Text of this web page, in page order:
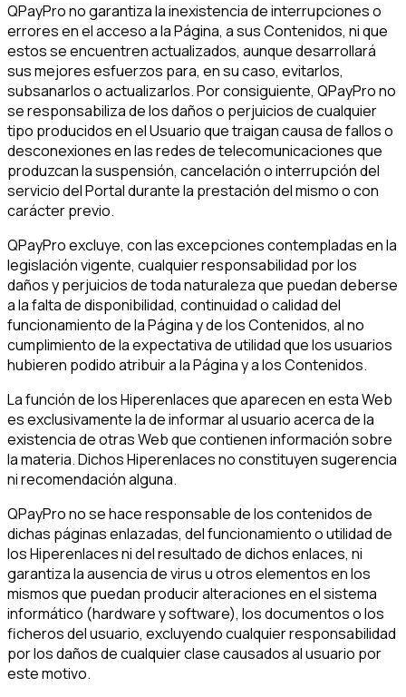
QPayPro no garantiza la inexistencia de interrupciones o
errores en el acceso a la Página, a sus Contenidos, ni que
estos se encuentren actualizados, aunque desarrollará
sus mejores esfuerzos para, en su caso, evitarlos,
subsanarlos o actualizarlos. Por consiguiente, QPayPro no
se responsabiliza de los daños o perjuicios de cualquier
tipo producidos en el Usuario que traigan causa de fallos o
desconexiones en las redes de telecomunicaciones que
produzcan la suspensión, cancelación o interrupción del
servicio del Portal durante la prestación del mismo o con
carácter previo.
QPayPro excluye, con las excepciones contempladas en la
legislación vigente, cualquier responsabilidad por los
daños y perjuicios de toda naturaleza que puedan deberse
a la falta de disponibilidad, continuidad o calidad del
funcionamiento de la Página y de los Contenidos, al no
cumplimiento de la expectativa de utilidad que los usuarios
hubieren podido atribuir a la Página y a los Contenidos.
La función de los Hiperenlaces que aparecen en esta Web
es exclusivamente la de informar al usuario acerca de la
existencia de otras Web que contienen información sobre
la materia. Dichos Hiperenlaces no constituyen sugerencia
ni recomendación alguna.
QPayPro no se hace responsable de los contenidos de
dichas páginas enlazadas, del funcionamiento o utilidad de
los Hiperenlaces ni del resultado de dichos enlaces, ni
garantiza la ausencia de virus u otros elementos en los
mismos que puedan producir alteraciones en el sistema
informático (hardware y software), los documentos o los
ficheros del usuario, excluyendo cualquier responsabilidad
por los daños de cualquier clase causados al usuario por
este motivo.